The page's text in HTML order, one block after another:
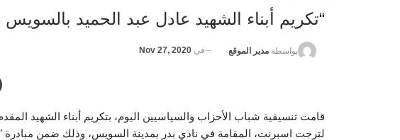
“تكريم أبناء الشهيد عادل عبد الحميد
بواسطة مدير الموقع في Nov 27, 2020
قامت تنسيقية شباب الأحزاب والسياسيين اليوم، بتكريم أبناء الشهيد
لترجت اسبرنت، المقامة في نادي بدر بمدينة السويس، وذلك ضمن مبادرة ”